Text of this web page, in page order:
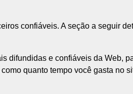
confiáveis. A seção a seguir
difundidas e confiáveis da Web,
quanto tempo você gasta no